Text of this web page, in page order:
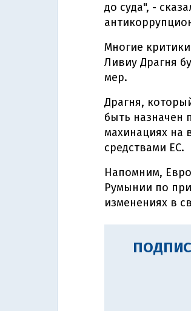
до суда", -
Многие
Ливиу Драгня
мер.
Драгня,
быть назначен
махинациях на
средствами ЕС.
Напомним,
Румынии по
изменениях в